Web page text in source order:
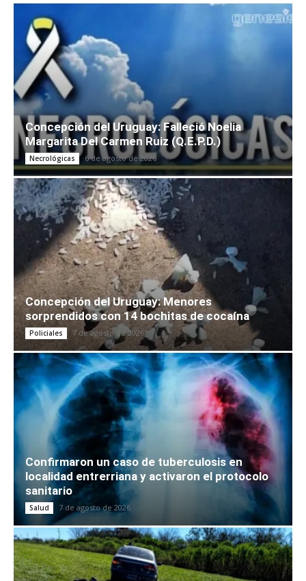
Concepción del Uruguay: Falleció Noelia
Margarita Del Carmen Ruiz (Q.E.P.D.)
Necrológicas 6 de agosto de 2026
Concepción del Uruguay: Menores
sorprendidos con 14 bochitas de cocaína
Policiales 7 de agosto de 2026
Confirmaron un caso de tuberculosis en
localidad entrerriana y activaron el protocolo
sanitario
Salud 7 de agosto de 2026